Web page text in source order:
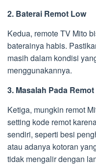
2. Baterai Remot Low
Kedua, remote TV Mito
baterainya habis.
masih dalam kondisi
menggunakannya.
3. Masalah Pada Remot
Ketiga, mungkin remot
setting kode remot
sendiri, seperti besi
atau adanya kotoran
tidak mengalir dengan